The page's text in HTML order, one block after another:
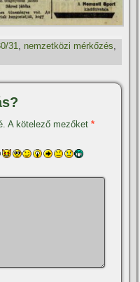
31, nemzetközi mérkőzés,
A kötelező mezőket*